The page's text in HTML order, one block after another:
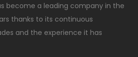
become a leading company in the
thanks to its continuous
and the experience it has